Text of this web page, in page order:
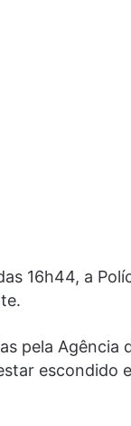
16h44, a
pela
escondido